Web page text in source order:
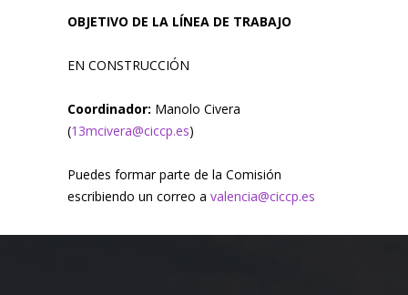
OBJETIVO DE LA LÍNEA DE TRABAJO
EN CONSTRUCCIÓN
Coordinador: Manolo Civera
(13mcivera@ciccp.es)
Puedes formar parte de la Comisión
escribiendo un correo a valencia@ciccp.es